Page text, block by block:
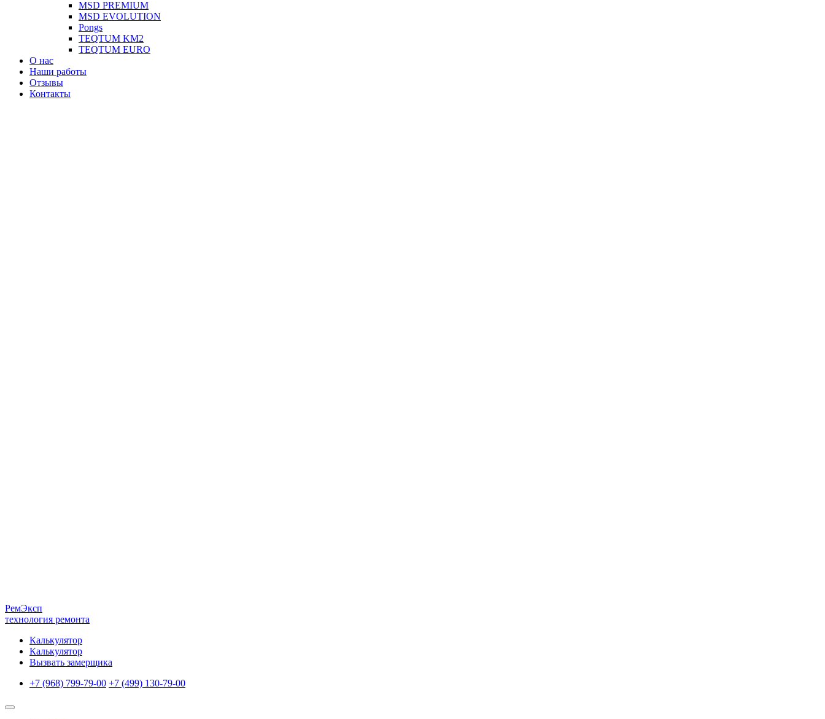
MSD PREMIUM
MSD EVOLUTION
Pongs
TEQTUM KM2
TEQTUM EURO
О нас
Наши работы
Отзывы
Контакты
РемЭксп
технология ремонта
Калькулятор
Калькулятор
Вызвать замерщика
+7 (968) 799-79-00 +7 (499) 130-79-00